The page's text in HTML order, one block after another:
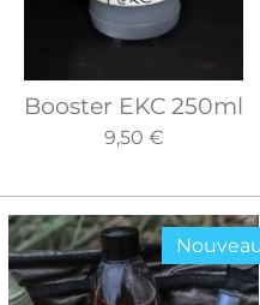
Booster EKC 250ml
9,50 €